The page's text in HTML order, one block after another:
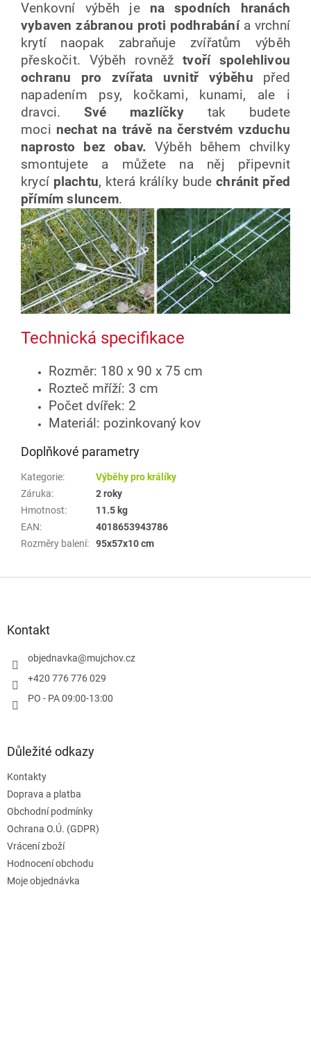
Venkovní výběh je na spodních hranách
vybaven zábranou proti podhrabání a vrchní
krytí naopak zabraňuje zvířatům výběh
přeskočit. Výběh rovněžtvoří spolehlivou
ochranu pro zvířata uvnitř výběhu před
napadením psy, kočkami, kunami, ale i
dravci.Své mazlíčkytak budete
moci nechat na trávě na čerstvém vzduchu
naprosto bez obav. Výběh během chvilky
smontujete a můžete na něj připevnit
krycí plachtu, která králíky budechránit před
přímím sluncem.
Technická specifikace
Rozměr: 180 x 90 x 75 cm
Rozteč mříží: 3 cm
Počet dvířek: 2
Materiál: pozinkovaný kov
Doplňkové parametry
Kategorie:
Výběhy pro králíky
Záruka:
2 roky
Hmotnost:
11.5 kg
EAN:
4018653943786
Rozměry balení: 95x57x10 cm
Kontakt
objednavka@mujchov.cz
+420 776 776 029
PO - PA 09:00-13:00
Důležité odkazy
Kontakty
Doprava a platba
Obchodní podmínky
Ochrana O.Ú. (GDPR)
Vrácení zboží
Hodnocení obchodu
Moje objednávka